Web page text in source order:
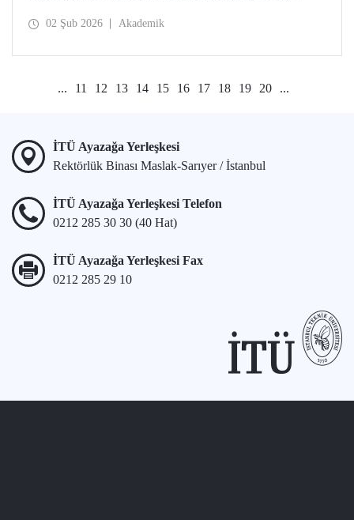
Yer Bilimleri Enstitüsünde 6 Şubat günü kamuoyuyla
02 Şub 2026 Akademik
... 11 12 13 14 15 16 17 18 19 20 ...
İTÜ Ayazağa Yerleşkesi
Rektörlük Binası Maslak-Sarıyer / İstanbul
İTÜ Ayazağa Yerleşkesi Telefon
0212 285 30 30 (40 Hat)
İTÜ Ayazağa Yerleşkesi Fax
0212 285 29 10